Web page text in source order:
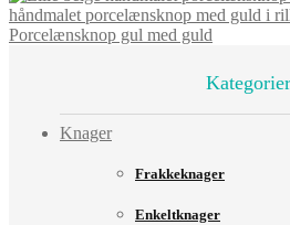
håndmalet porcelænsknop med guld i
Porcelænsknop gul med guld
Kategorier
Knager
Frakkeknager
Enkeltknager